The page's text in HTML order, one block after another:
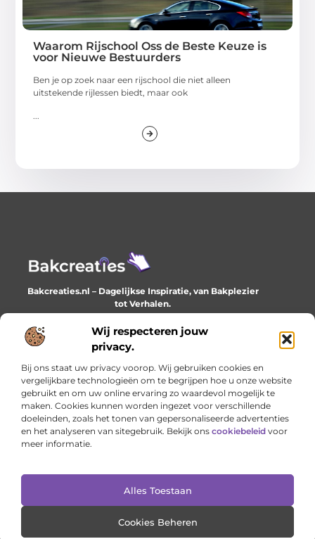
Wij respecteren jouw
privacy.
Bij ons staat uw privacy voorop. Wij gebruiken cookies en
vergelijkbare technologieën om te begrijpen hoe u onze website
gebruikt en om uw online ervaring zo waardevol mogelijk te
maken. Cookies kunnen worden ingezet voor verschillende
doeleinden, zoals het tonen van gepersonaliseerde advertenties
en het analyseren van sitegebruik. Bekijk ons cookiebeleid voor
meer informatie.
Alles Toestaan
Cookies Beheren
Waarom Rijschool Oss de Beste Keuze is
voor Nieuwe Bestuurders
Ben je op zoek naar een rijschool die niet alleen
uitstekende rijlessen biedt, maar ook
Bakcreaties.nl – Dagelijkse Inspiratie, van Bakplezier
tot Verhalen.
Ontdek unieke en creatieve verhalen die je elke dag
verrijken en inspireren.
Onze informatie
Cookiebeleid (EU)
@2025 www.bakcreaties.nl. All Right Reserved.